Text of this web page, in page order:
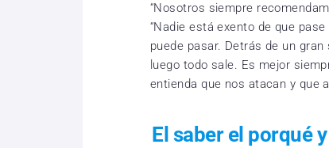
“Nosotros siempre
“Nadie está exento de que
puede pasar. Detrás de un
luego todo sale. Es mejor
entienda que nos atacan y que
El saber el porqué